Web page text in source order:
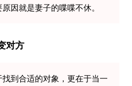
因就是妻子的喋喋不休。
对方
到合适的对象，更在于当一